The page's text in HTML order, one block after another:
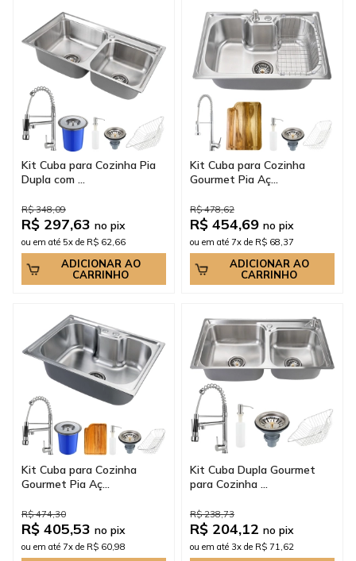
Kit Cuba para Cozinha Pia
Dupla com ...
R$ 348,09
R$ 297,63 no pix
ou em até 5x de R$ 62,66
ADICIONAR AO
CARRINHO
Kit Cuba para Cozinha
Gourmet Pia Aç...
R$ 478,62
R$ 454,69 no pix
ou em até 7x de R$ 68,37
ADICIONAR AO
CARRINHO
Kit Cuba para Cozinha
Gourmet Pia Aç...
R$ 474,30
R$ 405,53 no pix
ou em até 7x de R$ 60,98
Kit Cuba Dupla Gourmet
para Cozinha ...
R$ 238,73
R$ 204,12 no pix
ou em até 3x de R$ 71,62